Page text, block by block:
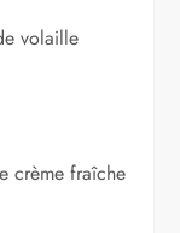
volaille
crème fraîche